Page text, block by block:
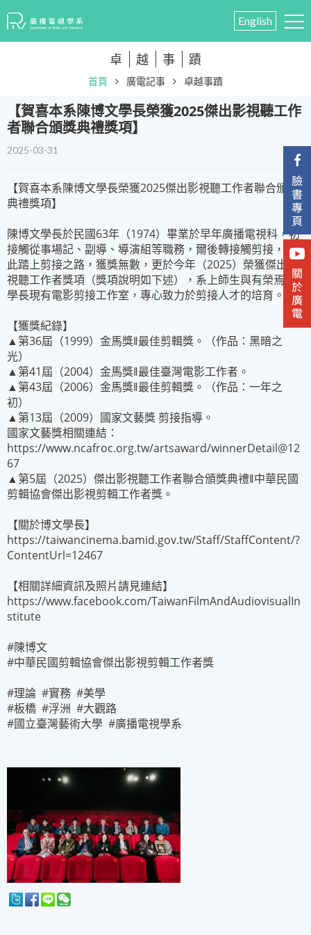
English
卓 越 事 蹟
首頁 廣電記事 卓越事蹟
【賀喜本系陳博文學長榮獲2025傑出影視聽工作
者聯合頒獎典禮獎項】
2025-03-31
【賀喜本系陳博文學長榮獲2025傑出影視聽工作者聯合頒獎
典禮獎項】
陳博文學長於民國63年（1974）畢業於早年廣播電視科，初
接觸從事場記、副導、導演組等職務，爾後轉接觸剪接，自
此踏上剪接之路，獲獎無數，更於今年（2025）榮獲傑出影
視聽工作者獎項（獎項說明如下述），系上師生與有榮焉，
學長現有電影剪接工作室，專心致力於剪接人才的培育。
【獲獎紀錄】
▲第36屆（1999）金馬獎‖最佳剪輯獎。（作品：黑暗之
光）
▲第41屆（2004）金馬獎‖最佳臺灣電影工作者。
▲第43屆（2006）金馬獎‖最佳剪輯獎。（作品：一年之
初）
▲第13屆（2009）國家文藝獎 剪接指導。
國家文藝獎相關連結：
https://www.ncafroc.org.tw/artsaward/winnerDetail@12
67
▲第5屆（2025）傑出影視聽工作者聯合頒獎典禮‖中華民國
剪輯協會傑出影視剪輯工作者獎。
【關於博文學長】
https://taiwancinema.bamid.gov.tw/Staff/StaffContent/?
ContentUrl=12467
【相關詳細資訊及照片請見連結】
https://www.facebook.com/TaiwanFilmAndAudiovisualIn
stitute
#陳博文
#中華民國剪輯協會傑出影視剪輯工作者獎
#理論 #實務 #美學
#板橋 #浮洲 #大觀路
#國立臺灣藝術大學 #廣播電視學系